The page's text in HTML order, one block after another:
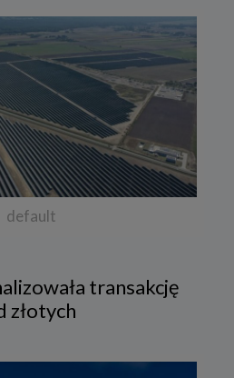
default
transakcję
złotych